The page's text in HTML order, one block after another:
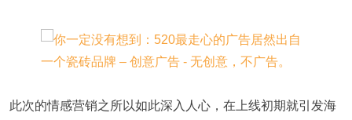
此次的情感营销之所以如此深入人心，在上线初期就引发海